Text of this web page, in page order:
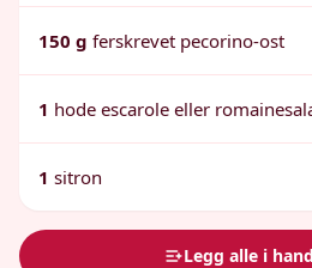
150 g ferskrevet pecorino-ost
1 hode escarole eller
1 sitron
Legg alle i